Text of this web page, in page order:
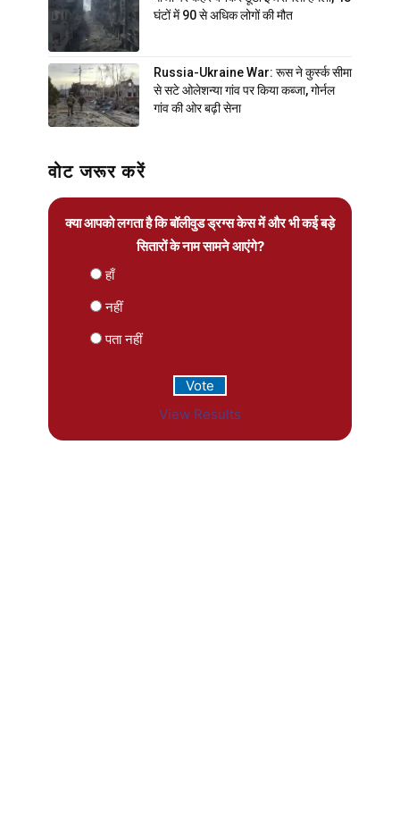
घंटों में 90 से अधिक लोगों की मौत
Russia-Ukraine War: रूस ने कुर्स्क सीमा
से सटे ओलेशन्या गांव पर किया कब्जा, गोर्नल
गांव की ओर बढ़ी सेना
वोट जरूर करें
क्या आपको लगता है कि बॉलीवुड ड्रग्स केस में और भी कई बड़े
सितारों के नाम सामने आएंगे?
हाँ
नहीं
पता नहीं
View Results